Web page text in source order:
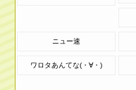
ニュー速
ワロタあんてな(・∀・)